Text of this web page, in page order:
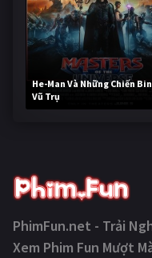
He-Man Và Những Chiến
Vũ Trụ
247,364 lượt xem
PhimFun.net - Trải
Xem Phim Fun Mượt